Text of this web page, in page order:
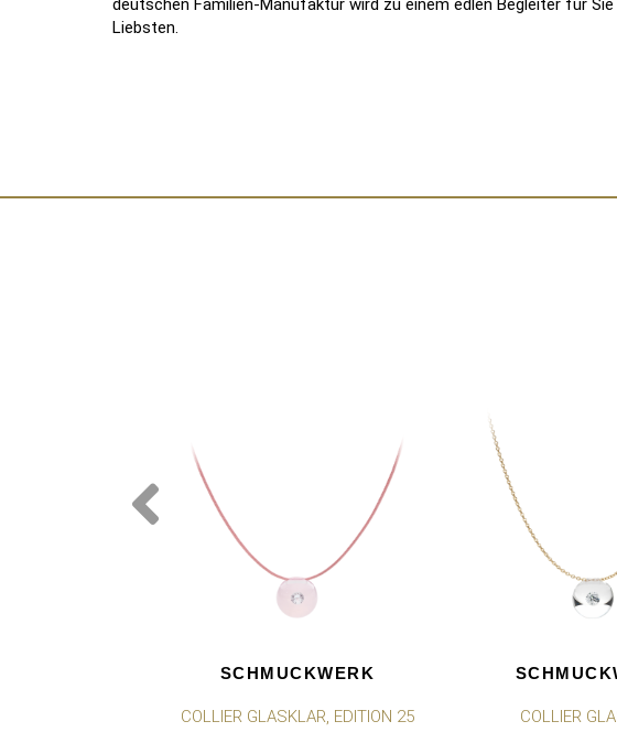
deutschen Familien-Manufaktur wird zu einem edlen Begleiter für Sie
Liebsten.
SCHMUCKWERK
COLLIER GLASKLAR, EDITION 25 COLLIER